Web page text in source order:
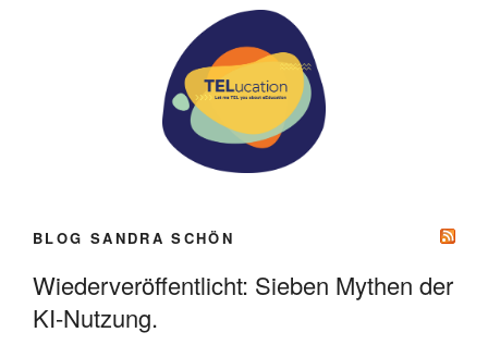
BLOG SANDRA SCHÖN
Wiederveröffentlicht: Sieben Mythen der
KI-Nutzung.